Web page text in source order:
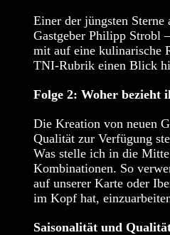
Einer der jüngsten
Gastgeber Philipp Strobl
mit auf eine kulinarische
TNI-Rubrik einen Blick
Folge 2: Woher bezieht
Die Kreation von neuen
Qualität zur Verfügung
Was stelle ich in die
Kombinationen. So
auf unserer Karte oder
im Kopf hat,
Saisonalität und